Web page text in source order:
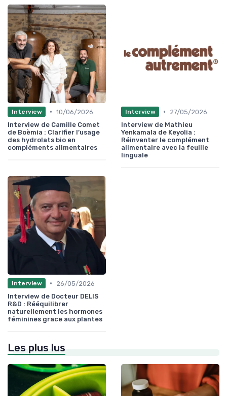
Interview • 10/06/2026
Interview de Camille Comet
de Boèmia : Clarifier l’usage
des hydrolats bio en
compléments alimentaires
Interview •
27/05/2026
Interview de Mathieu
Yenkamala de Keyolia :
Réinventer le complément
alimentaire avec la feuille
linguale
Interview •
26/05/2026
Interview de Docteur DELIS
R&D : Rééquilibrer
naturellement les hormones
féminines grace aux plantes
Les plus lus